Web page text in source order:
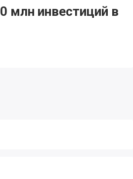
млн инвестиций в